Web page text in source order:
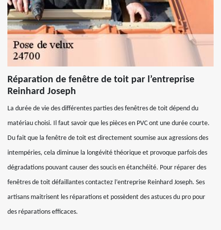
Réparation de fenêtre de toit par l’entreprise
Reinhard Joseph
La durée de vie des différentes parties des fenêtres de toit dépend du
matériau choisi. Il faut savoir que les pièces en PVC ont une durée courte.
Du fait que la fenêtre de toit est directement soumise aux agressions des
intempéries, cela diminue la longévité théorique et provoque parfois des
dégradations pouvant causer des soucis en étanchéité. Pour réparer des
fenêtres de toit défaillantes contactez l’entreprise Reinhard Joseph. Ses
artisans maitrisent les réparations et possèdent des astuces du pro pour
des réparations efficaces.